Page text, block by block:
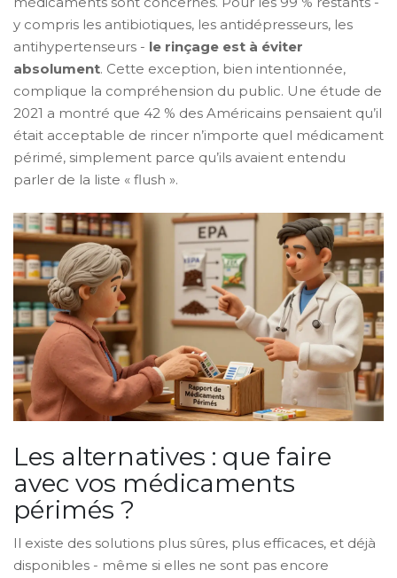
y compris les antibiotiques, les antidépresseurs, les
antihypertenseurs - le rinçage est à éviter
absolument. Cette exception, bien intentionnée,
complique la compréhension du public. Une étude de
2021 a montré que 42 % des Américains pensaient qu’il
était acceptable de rincer n’importe quel médicament
périmé, simplement parce qu’ils avaient entendu
parler de la liste « flush ».
Les alternatives : que faire
avec vos médicaments
périmés ?
Il existe des solutions plus sûres, plus efficaces, et déjà
disponibles - même si elles ne sont pas encore